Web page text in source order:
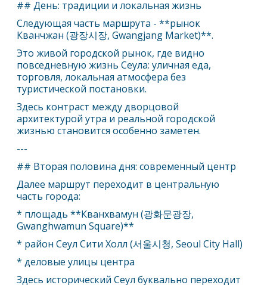
## День: традиции и локальная жизнь
Следующая часть маршрута - **рынок
Кванчжан (광장시장, Gwangjang Market)**.
Это живой городской рынок, где видно
повседневную жизньСеула: уличная еда,
торговля, локальная атмосфера без
туристической постановки.
Здесь контраст между дворцовой
архитектурой утра и реальной городской
жизнью становится особенно заметен.
---
## Вторая половина дня: современный центр
Далее маршрут переходит в центральную
часть города:
* площадь **Кванхвамун (광화문광장,
Gwanghwamun Square)**
* районСеул Сити Холл (서울시청, Seoul City Hall)
* деловые улицы центра
Здесь историческийСеул буквально переходит